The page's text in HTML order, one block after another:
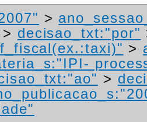
>
> decisao_txt:"por"
>
>